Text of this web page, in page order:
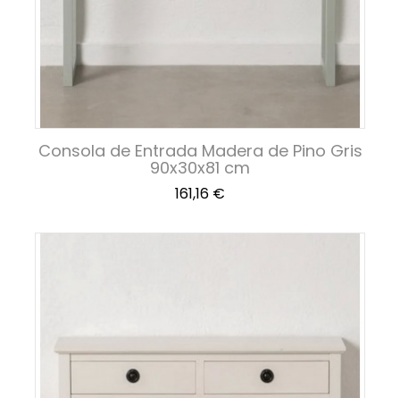
Consola de Entrada Madera de Pino Gris
90x30x81 cm
Precio
161,16 €